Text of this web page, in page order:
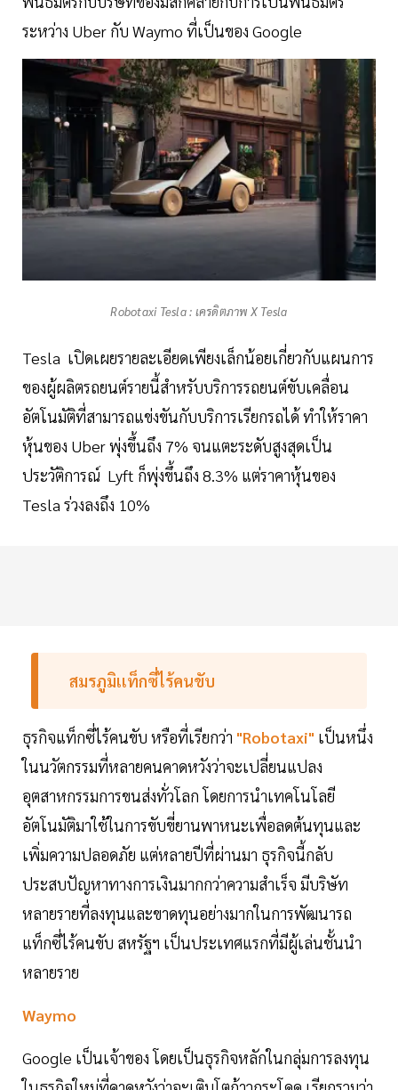
ระหว่าง Uber กับ Waymo ที่เป็นของ Google
Robotaxi Tesla : เครดิตภาพ X Tesla
Tesla เปิดเผยรายละเอียดเพียงเล็กน้อยเกี่ยวกับแผนการ
ของผู้ผลิตรถยนต์รายนี้สำหรับบริการรถยนต์ขับเคลื่อน
อัตโนมัติที่สามารถแข่งขันกับบริการเรียกรถได้ ทำให้ราคา
หุ้นของ Uber พุ่งขึ้นถึง 7% จนแตะระดับสูงสุดเป็น
ประวัติการณ์ Lyft ก็พุ่งขึ้นถึง 8.3% แต่ราคาหุ้นของ
Tesla ร่วงลงถึง 10%
สมรภูมิเเท็กซี่ไร้คนขับ
ธุรกิจแท็กซี่ไร้คนขับ หรือที่เรียกว่า "Robotaxi" เป็นหนึ่ง
ในนวัตกรรมที่หลายคนคาดหวังว่าจะเปลี่ยนแปลง
อุตสาหกรรมการขนส่งทั่วโลก โดยการนำเทคโนโลยี
อัตโนมัติมาใช้ในการขับขี่ยานพาหนะเพื่อลดต้นทุนและ
เพิ่มความปลอดภัย แต่หลายปีที่ผ่านมา ธุรกิจนี้กลับ
ประสบปัญหาทางการเงินมากกว่าความสำเร็จ มีบริษัท
หลายรายที่ลงทุนและขาดทุนอย่างมากในการพัฒนารถ
แท็กซี่ไร้คนขับ สหรัฐฯ เป็นประเทศแรกที่มีผู้เล่นชั้นนำ
หลายราย
Waymo
Google เป็นเจ้าของ โดยเป็นธุรกิจหลักในกลุ่มการลงทุน